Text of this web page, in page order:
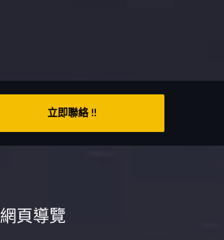
立即聯絡 !!
網頁導覽